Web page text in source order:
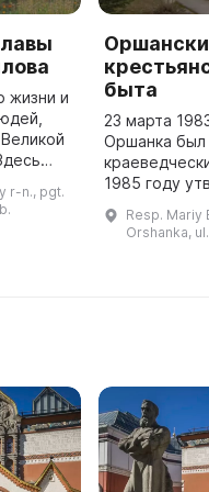
жизни и
r-n., pgt.
быта
23 марта
Оршанка был
1985 году
Resp. Mariy
Orshanka,